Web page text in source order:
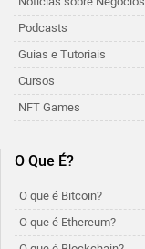
Podcasts
Guias e Tutoriais
Cursos
NFT Games
O Que É?
O que é Bitcoin?
O que é Ethereum?